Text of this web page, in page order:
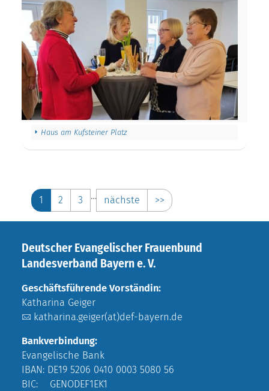
Haus am Kufsteiner Platz
1 2 3 … nächste >>
Deutscher Evangelischer Frauenbund
Landesverband Bayern e. V.
Geschäftsführende Vorständin:
Katharina Geiger
katharina.geiger(at)def-bayern.de
Bankverbindung:
Evangelische Bank
IBAN: DE19 5206 0410 0003 5080 56
BIC: GENODEF1EK1